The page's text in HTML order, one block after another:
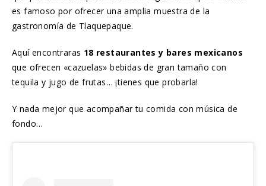
es famoso por ofrecer una amplia muestra de la
gastronomía de Tlaquepaque.
Aquí encontraras 18 restaurantes y bares mexicanos
que ofrecen «cazuelas» bebidas de gran tamaño con
tequila y jugo de frutas… ¡tienes que probarla!
Y nada mejor que acompañar tu comida con música de
fondo…